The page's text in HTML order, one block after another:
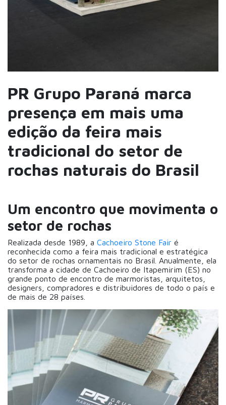
PR Grupo Paraná marca
presença em mais uma
edição da feira mais
tradicional do setor de
rochas naturais do Brasil
Um encontro que movimenta o
setor de rochas
Realizada desde 1989, a Cachoeiro Stone Fair é
reconhecida como a feira mais tradicional e estratégica
do setor de rochas ornamentais no Brasil. Anualmente, ela
transforma a cidade de Cachoeiro de Itapemirim (ES) no
grande ponto de encontro de marmoristas, arquitetos,
designers, compradores e distribuidores de todo o país e
de mais de 28 países.